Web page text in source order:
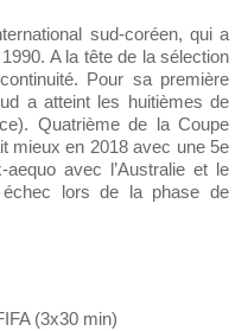
sud-coréen, qui a
A la tête de la sélection
Pour sa première
a atteint les huitièmes de
Quatrième de la Coupe
mieux en 2018 avec une 5e
avec l’Australie et le
lors de la phase de
(3x30 min)